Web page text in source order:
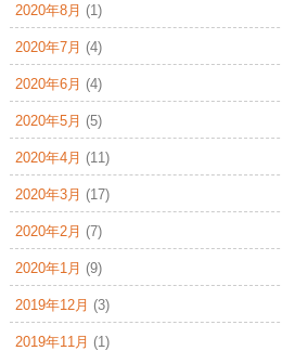
2020年8月 (1)
2020年7月 (4)
2020年6月 (4)
2020年5月 (5)
2020年4月 (11)
2020年3月 (17)
2020年2月 (7)
2020年1月 (9)
2019年12月 (3)
2019年11月 (1)